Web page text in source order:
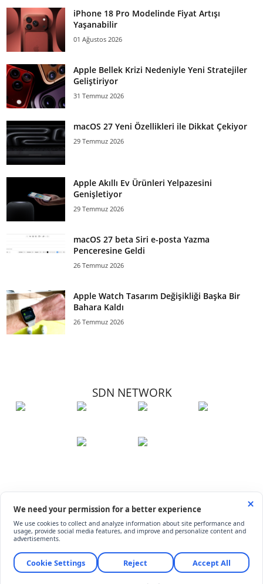
iPhone 18 Pro Modelinde Fiyat Artışı
Yaşanabilir
01 Ağustos 2026
Apple Bellek Krizi Nedeniyle Yeni Stratejiler
Geliştiriyor
31 Temmuz 2026
macOS 27 Yeni Özellikleri ile Dikkat Çekiyor
29 Temmuz 2026
Apple Akıllı Ev Ürünleri Yelpazesini
Genişletiyor
29 Temmuz 2026
macOS 27 beta Siri e-posta Yazma
Penceresine Geldi
26 Temmuz 2026
Apple Watch Tasarım Değişikliği Başka Bir
Bahara Kaldı
26 Temmuz 2026
SDN NETWORK
© ShiftDelete.Net